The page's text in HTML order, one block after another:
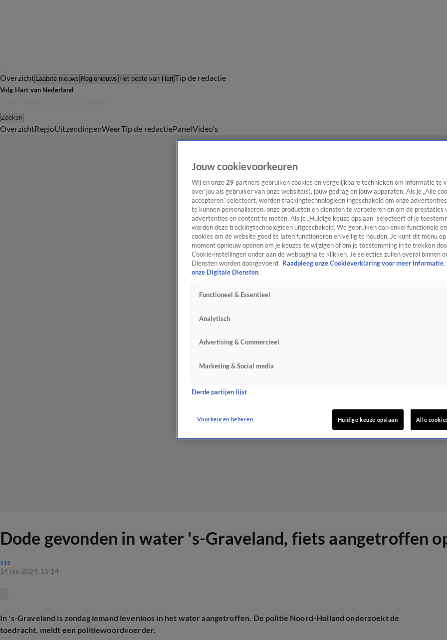
Overzicht Laatste nieuws Regionieuws Het beste van HartTip de redactie
Volg Hart van Nederland
Zoeken
OverzichtRegioUitzendingenWeerTip de redactiePanelVideo's
Dode gevonden in water 's-Graveland, fiets aangetroffen
112
14 jan 2024, 16:14
In 's-Graveland is zondag iemand levenloos in het water aangetroffen. De politie Noord-Holland onderzoekt de
toedracht, meldt een politiewoordvoerder.
Jouw cookievoorkeuren
Wij en onze 29 partners gebruiken cookies en vergelijkbare technieken om informatie te
over jou als gebruiker van onze website(s), jouw gedrag en jouw apparaten. Als je „Alle
accepteren” selecteert, worden trackingtechnologieën ingeschakeld om onze
te kunnen personaliseren, onze producten en diensten te verbeteren en om de prestaties
advertenties en content te meten. Als je „Huidige keuze opslaan” selecteert of je
worden deze trackingtechnologieën uitgeschakeld. We gebruiken dan enkel functionele
cookies om de website goed te laten functioneren en veilig te houden. Je kunt dit menu
moment opnieuw openen om je keuzes te wijzigen of om je toestemming in te trekken
Cookie-instellingen onder aan de webpagina te klikken. Je selecties zullen overal binnen
Diensten worden doorgevoerd. Raadpleeg onze Cookieverklaring voor meer informatie.
onze Digitale Diensten.
Functioneel & Essentieel
Analytisch
Advertising & Commercieel
Marketing & Social media
Derde partijen lijst
Voorkeuren beheren Huidige keuze opslaan Alle